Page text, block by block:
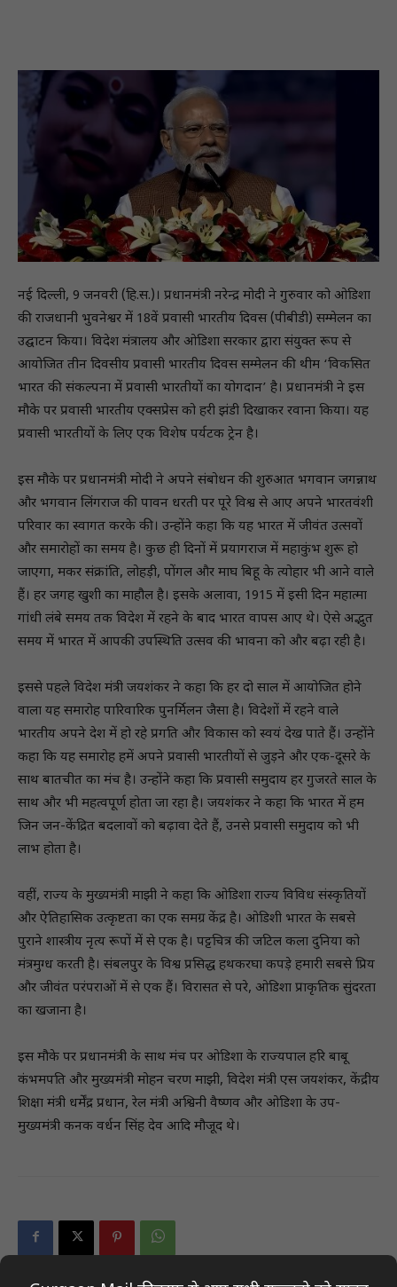
नई दिल्ली, 9 जनवरी (हि.स.)। प्रधानमंत्री नरेन्द्र मोदी ने गुरुवार को ओडिशा
की राजधानी भुवनेश्वर में 18वें प्रवासी भारतीय दिवस (पीबीडी) सम्मेलन का
उद्घाटन किया। विदेश मंत्रालय और ओडिशा सरकार द्वारा संयुक्त रूप से
आयोजित तीन दिवसीय प्रवासी भारतीय दिवस सम्मेलन की थीम ‘विकसित
भारत की संकल्पना में प्रवासी भारतीयों का योगदान’ है। प्रधानमंत्री ने इस
मौके पर प्रवासी भारतीय एक्सप्रेस को हरी झंडी दिखाकर रवाना किया। यह
प्रवासी भारतीयों के लिए एक विशेष पर्यटक ट्रेन है।
इस मौके पर प्रधानमंत्री मोदी ने अपने संबोधन की शुरुआत भगवान जगन्नाथ
और भगवान लिंगराज की पावन धरती पर पूरे विश्व से आए अपने भारतवंशी
परिवार का स्वागत करके की। उन्होंने कहा कि यह भारत में जीवंत उत्सवों
और समारोहों का समय है। कुछ ही दिनों में प्रयागराज में महाकुंभ शुरू हो
जाएगा, मकर संक्रांति, लोहड़ी, पोंगल और माघ बिहू के त्योहार भी आने वाले
हैं। हर जगह खुशी का माहौल है। इसके अलावा, 1915 में इसी दिन महात्मा
गांधी लंबे समय तक विदेश में रहने के बाद भारत वापस आए थे। ऐसे अद्भुत
समय में भारत में आपकी उपस्थिति उत्सव की भावना को और बढ़ा रही है।
इससे पहले विदेश मंत्री जयशंकर ने कहा कि हर दो साल में आयोजित होने
वाला यह समारोह पारिवारिक पुनर्मिलन जैसा है। विदेशों में रहने वाले
भारतीय अपने देश में हो रहे प्रगति और विकास को स्वयं देख पाते हैं। उन्होंने
कहा कि यह समारोह हमें अपने प्रवासी भारतीयों से जुड़ने और एक-दूसरे के
साथ बातचीत का मंच है। उन्होंने कहा कि प्रवासी समुदाय हर गुजरते साल के
साथ और भी महत्वपूर्ण होता जा रहा है। जयशंकर ने कहा कि भारत में हम
जिन जन-केंद्रित बदलावों को बढ़ावा देते हैं, उनसे प्रवासी समुदाय को भी
लाभ होता है।
वहीं, राज्य के मुख्यमंत्री माझी ने कहा कि ओडिशा राज्य विविध संस्कृतियों
और ऐतिहासिक उत्कृष्टता का एक समग्र केंद्र है। ओडिशी भारत के सबसे
पुराने शास्त्रीय नृत्य रूपों में से एक है। पट्टचित्र की जटिल कला दुनिया को
मंत्रमुग्ध करती है। संबलपुर के विश्व प्रसिद्ध हथकरघा कपड़े हमारी सबसे प्रिय
और जीवंत परंपराओं में से एक हैं। विरासत से परे, ओडिशा प्राकृतिक सुंदरता
का खजाना है।
इस मौके पर प्रधानमंत्री के साथ मंच पर ओडिशा के राज्यपाल हरि बाबू
कंभमपति और मुख्यमंत्री मोहन चरण माझी, विदेश मंत्री एस जयशंकर, केंद्रीय
शिक्षा मंत्री धर्मेंद्र प्रधान, रेल मंत्री अश्विनी वैष्णव और ओडिशा के उप-
मुख्यमंत्री कनक वर्धन सिंह देव आदि मौजूद थे।